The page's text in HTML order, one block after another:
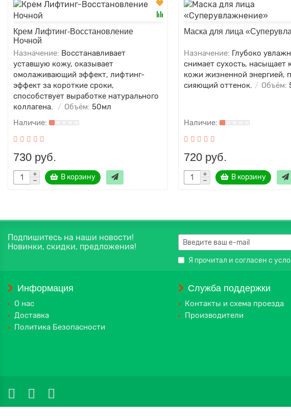
Крем Лифтинг-Восстановление
Ночной
Назначение: Восстанавливает
уставшую кожу, оказывает
омолаживающий эффект, лифтинг-
эффект за короткие сроки,
способствует выработке натурального
коллагена.
Объём: 50мл
730 руб.
В корзину
Маска для лица
Назначение: Глубоко
снимает сухость, насыщает
кожи жизненной энергией,
сияющий оттенок.
Объём:
720 руб.
В корзину
Подпишитесь на наши новости!
Новинки, скидки, предложения!
Я прочитал и согласен с
Информация
О нас
Доставка
Политика Безопасности
Служба поддержки
Контакты и схема проезда
Производители